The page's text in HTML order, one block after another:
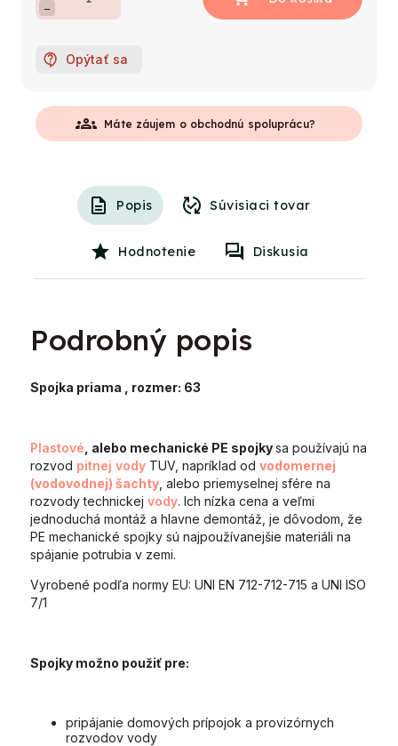
−
Opýtať sa
groups Máte záujem o obchodnú spoluprácu?
Popis Súvisiaci tovar
Hodnotenie Diskusia
Podrobný popis
Spojka priama , rozmer: 63
Plastové , alebo mechanické PE spojkysa používajú na
rozvod pitnej vody TUV, napríklad od vodomernej
(vodovodnej) šachty , alebo priemyselnej sfére na
rozvody technickej vody. Ich nízka cena a veľmi
jednoduchá montáž a hlavne demontáž, je dôvodom, že
PE mechanické spojky sú najpoužívanejšie materiáli na
spájanie potrubia v zemi.
Vyrobené podľa normy EU: UNI EN 712-712-715 a UNI ISO
7/1
Spojky možno použiť pre:
pripájanie domových prípojok a provizórnych
rozvodov vody